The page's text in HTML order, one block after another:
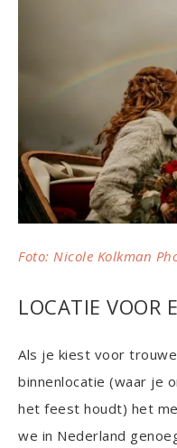
Foto: Nicole Kolkman
LOCATIE VOOR
Als je kiest voor
binnenlocatie (waar je
het feest houdt) het
we in Nederland